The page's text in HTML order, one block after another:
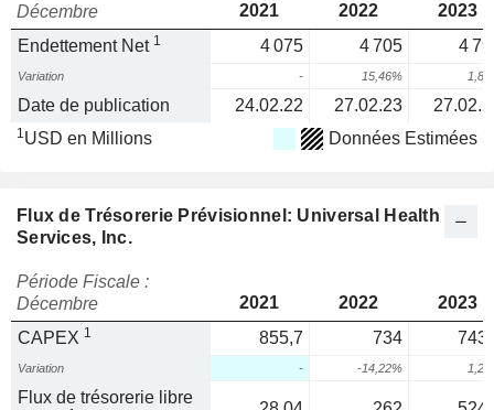
Décembre
2021 2022
2023
Endettement Net 1 4 075 4 705 4
Variation - 15,46%
Date de publication 24.02.22 27.02.23
1USD en Millions Données Estimées
Flux de Trésorerie Prévisionnel: Universal Health
Services, Inc.
Période Fiscale :
Décembre
2021 2022
2023
CAPEX 1 855,7 734
Variation - -14,22%
Flux de trésorerie libre